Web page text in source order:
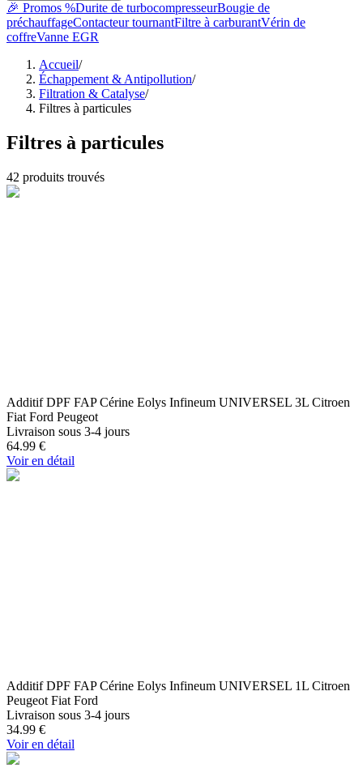
🎉 Promos %Durite de turbocompresseurBougie de
préchauffageContacteur tournantFiltre à carburantVérin de
coffreVanne EGR
Accueil/
Échappement & Antipollution/
Filtration & Catalyse/
Filtres à particules
Filtres à particules
42 produits trouvés
Additif DPF FAP Cérine Eolys Infineum UNIVERSEL 3L Citroen
Fiat Ford Peugeot
Livraison sous 3-4 jours
64.99 €
Voir en détail
Additif DPF FAP Cérine Eolys Infineum UNIVERSEL 1L Citroen
Peugeot Fiat Ford
Livraison sous 3-4 jours
34.99 €
Voir en détail